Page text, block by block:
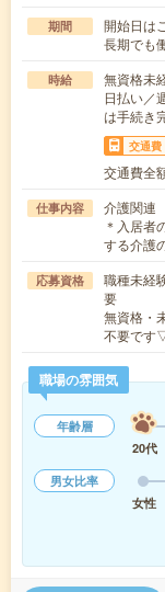
期間
開始日は
長期でも
時給
無資格未
日払い／
は手続き
交通費
交通費全
仕事内容
介護関連
＊入居者
する介護
応募資格
職種未経
要
無資格・
不要です
職場の雰囲気
年齢層
20代
男女比率
女性